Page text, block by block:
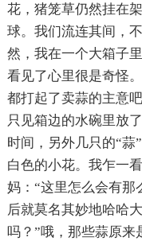
花，猪笼草仍然挂在
球。我们流连其间，
然，我在一个大箱子
看见了心里很是奇怪
都打起了卖蒜的主意
只见箱边的水碗里放
时间，另外几只的“蒜
白色的小花。我乍一
妈：“这里怎么会有那
后就莫名其妙地哈哈
吗？”哦，那些蒜原来